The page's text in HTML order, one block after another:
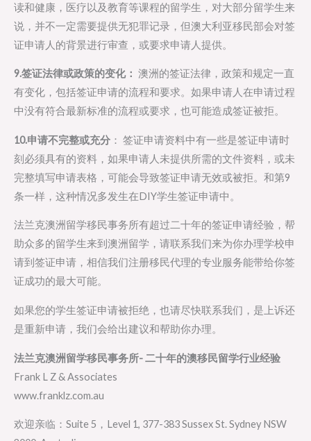
读和健康，医疗以及教育等课程的留学生，对大部分留学生来
说，并不一定需要提供无犯罪记录，但澳大利亚移民部会对签
证申请人的背景进行审查，或要求申请人提供。
9.签证法律或政策的变化： 澳洲的签证法律，政策和规定一直
有变化，包括签证申请的流程和要求。如果申请人在申请过程
中没有符合最新标准的流程或要求，也可能造成签证被拒。
10.申请不完整或充分 ： 签证申请资料中有一些是签证申请时
刻必须具有的资料，如果申请人未提供所需的文件资料，或未
完整填写申请表格，可能会导致签证申请无效或被拒。和第9
条一样，这种情况多发生在DIY学生签证申请中。
法兰克澳洲留学移民事务所有超过二十年的签证申请经验，帮
助众多的留学生来到澳洲留学，请联系我们来为你办理学校申
请到签证申请，相信我们注册移民代理的专业服务能带给你签
证成功的最大可能。
如果您的学生签证申请被拒绝，也请尽快联系我们，是上诉还
是重新申请，我们会给出建议和帮助你办理。
法兰克澳洲留学移民事务所- 二十年的澳移民留学行业经验
Frank L Z & Associates
www.franklz.com.au
欢迎亲临：Suite 5，Level 1, 377-383 Sussex St. Sydney NSW